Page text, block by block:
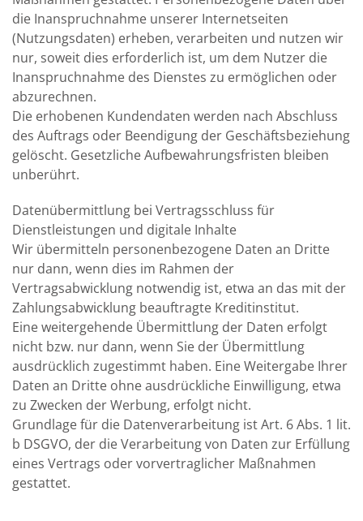
die Inanspruchnahme unserer Internetseiten
(Nutzungsdaten) erheben, verarbeiten und nutzen wir
nur, soweit dies erforderlich ist, um dem Nutzer die
Inanspruchnahme des Dienstes zu ermöglichen oder
abzurechnen.
Die erhobenen Kundendaten werden nach Abschluss
des Auftrags oder Beendigung der Geschäftsbeziehung
gelöscht. Gesetzliche Aufbewahrungsfristen bleiben
unberührt.
Datenübermittlung bei Vertragsschluss für
Dienstleistungen und digitale Inhalte
Wir übermitteln personenbezogene Daten an Dritte
nur dann, wenn dies im Rahmen der
Vertragsabwicklung notwendig ist, etwa an das mit der
Zahlungsabwicklung beauftragte Kreditinstitut.
Eine weitergehende Übermittlung der Daten erfolgt
nicht bzw. nur dann, wenn Sie der Übermittlung
ausdrücklich zugestimmt haben. Eine Weitergabe Ihrer
Daten an Dritte ohne ausdrückliche Einwilligung, etwa
zu Zwecken der Werbung, erfolgt nicht.
Grundlage für die Datenverarbeitung ist Art. 6 Abs. 1 lit.
b DSGVO, der die Verarbeitung von Daten zur Erfüllung
eines Vertrags oder vorvertraglicher Maßnahmen
gestattet.